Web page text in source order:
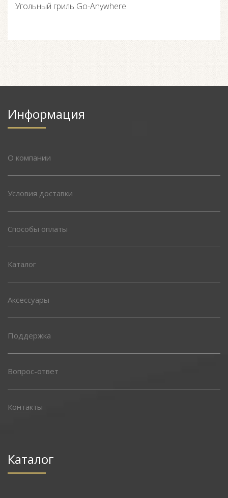
Угольный гриль Go-Anywhere
Информация
О компании
Условия доставки
Способы оплаты
Каталог
Аксессуары
Поддержка
Вопрос-ответ
Контакты
Каталог